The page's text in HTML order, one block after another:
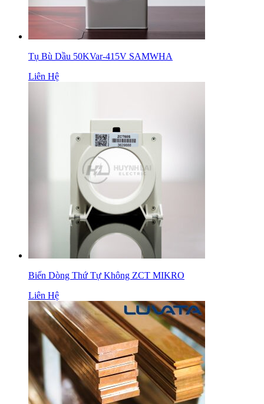
Tụ Bù Dầu 50KVar-415V SAMWHA
Liên Hệ
Biến Dòng Thứ Tự Không ZCT MIKRO
Liên Hệ